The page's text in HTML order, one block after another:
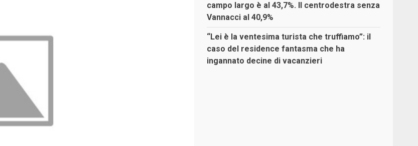
campo largo è al 43,7%. Il centrodestra senza
Vannacci al 40,9%
“Lei è la ventesima turista che truffiamo”: il
caso del residence fantasma che ha
ingannato decine di vacanzieri